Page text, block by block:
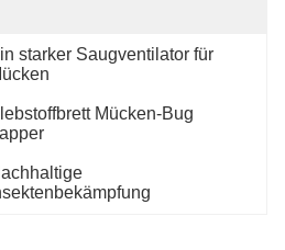
starker Saugventilator für
Mücken-Bug